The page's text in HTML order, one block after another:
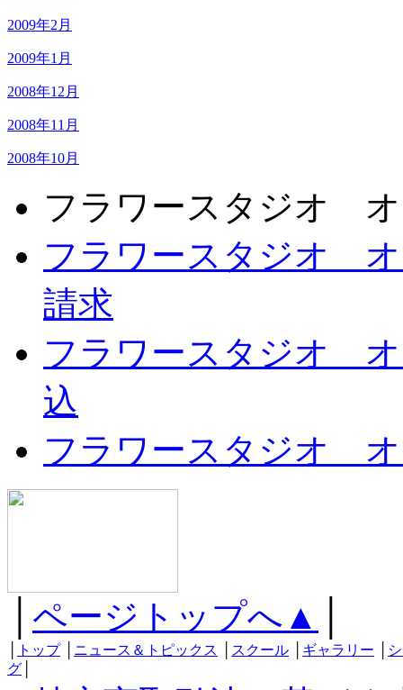
2009年2月
2009年1月
2008年12月
2008年11月
2008年10月
フラワースタジオ
フラワースタジオ オ
請求
フラワースタジオ
込
フラワースタジオ
ページトップへ▲
トップ│ ニュース＆トピックス スクール ギャラリー
グ